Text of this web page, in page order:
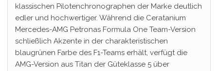
klassischen Pilotenchronographen der Marke deutlich
edler und hochwertiger. Während die Ceratanium
Mercedes-AMG Petronas Formula One Team-Version
schließlich Akzente in der charakteristischen
blaugrünen Farbe des F1-Teams erhält, verfügt die
AMG-Version aus Titan der Güteklasse 5 über